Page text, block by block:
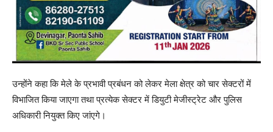
उन्होंने कहा कि मेले के प्रभावी प्रबंधन को लेकर मेला क्षेत्र को चार सेक्टरों में
विभाजित किया जाएगा तथा प्रत्येक सेक्टर में डियुटी मेजीस्ट्रेट और पुलिस
अधिकारी नियुक्त किए जांएगे।